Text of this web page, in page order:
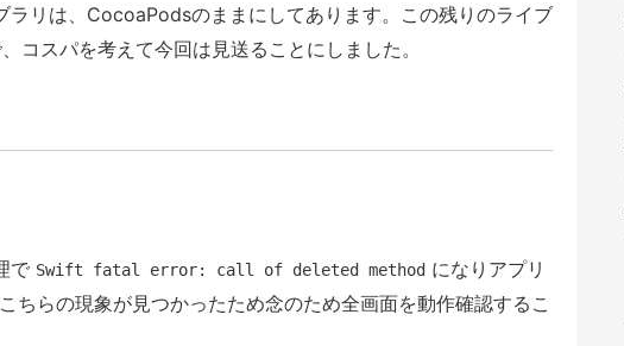
ラリは、CocoaPodsのままにしてあります。この残りのライブ
コスパを考えて今回は見送ることにしました。
で Swift fatal error: call of deleted method になりアプリ
ちらの現象が見つかったため念のため全画面を動作確認するこ